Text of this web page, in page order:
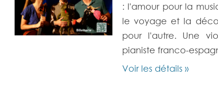
: l'amour pour la
le voyage et la
pour l'autre. Une
pianiste franco-
Voir les détails »